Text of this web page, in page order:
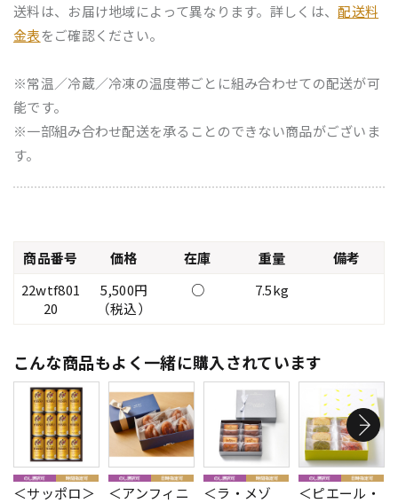
送料は、お届け地域によって異なります。詳しくは、配送料
金表をご確認ください。
※常温／冷蔵／冷凍の温度帯ごとに組み合わせての配送が可
能です。
※一部組み合わせ配送を承ることのできない商品がございま
す。
商品番号 価格 在庫 重量
備考
22wtf801
20
5,500円
（税込）
○ 7.5kg
こんな商品もよく一緒に購入されています
＜サッポロ＞
＜アンフィニ
＜ラ・メゾ
＜ピエール・